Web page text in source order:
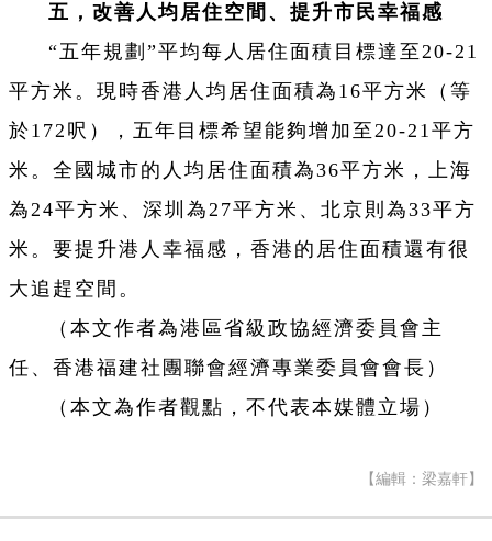
五，改善人均居住空間、提升市民幸福感
“五年規劃”平均每人居住面積目標達至20-21
平方米。現時香港人均居住面積為16平方米（等
於172呎），五年目標希望能夠增加至20-21平方
米。全國城市的人均居住面積為36平方米，上海
為24平方米、深圳為27平方米、北京則為33平方
米。要提升港人幸福感，香港的居住面積還有很
大追趕空間。
（本文作者為港區省級政協經濟委員會主
任、香港福建社團聯會經濟專業委員會會長）
（本文為作者觀點，不代表本媒體立場）
【編輯：梁嘉軒】